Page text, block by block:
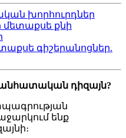
​​խորհուրդներ
քնի
գիշերանոցներ.
​​դիզայն?
ենք